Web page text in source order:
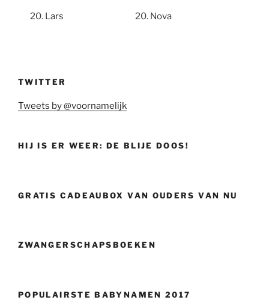
Lars Nova
TWITTER
Tweets by @voornamelijk
HIJ IS ER WEER: DE BLIJE DOOS!
GRATIS CADEAUBOX VAN OUDERS VAN NU
ZWANGERSCHAPSBOEKEN
POPULAIRSTE BABYNAMEN 2017